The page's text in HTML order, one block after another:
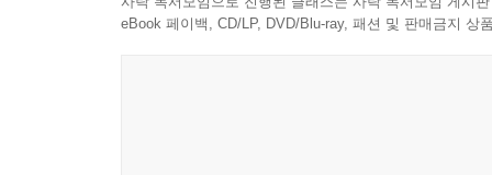
eBook 페이백, CD/LP, DVD/Blu-ray, 패션 및 판매금지 상